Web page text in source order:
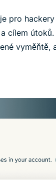
pro
cílem
vyměňtě,